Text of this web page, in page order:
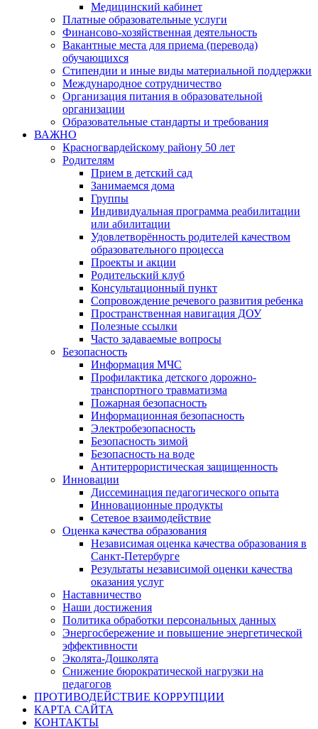
Медицинский кабинет
Платные образовательные услуги
Финансово-хозяйственная деятельность
Вакантные места для приема (перевода)
обучающихся
Стипендии и иные виды материальной поддержки
Международное сотрудничество
Организация питания в образовательной
организации
Образовательные стандарты и требования
ВАЖНО
Красногвардейскому району 50 лет
Родителям
Прием в детский сад
Занимаемся дома
Группы
Индивидуальная программа реабилитации
или абилитации
Удовлетворённость родителей качеством
образовательного процесса
Проекты и акции
Родительский клуб
Консультационный пункт
Сопровождение речевого развития ребенка
Пространственная навигация ДОУ
Полезные ссылки
Часто задаваемые вопросы
Безопасность
Информация МЧС
Профилактика детского дорожно-
транспортного травматизма
Пожарная безопасность
Информационная безопасность
Электробезопасность
Безопасность зимой
Безопасность на воде
Антитеррористическая защищенность
Инновации
Диссеминация педагогического опыта
Инновационные продукты
Сетевое взаимодействие
Оценка качества образования
Независимая оценка качества образования в
Санкт-Петербурге
Результаты независимой оценки качества
оказания услуг
Наставничество
Наши достижения
Политика обработки персональных данных
Энергосбережение и повышение энергетической
эффективности
Эколята-Дошколята
Снижение бюрократической нагрузки на
педагогов
ПРОТИВОДЕЙСТВИЕ КОРРУПЦИИ
КАРТА САЙТА
КОНТАКТЫ